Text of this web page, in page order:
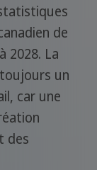
de
2028. La
un
car une
des